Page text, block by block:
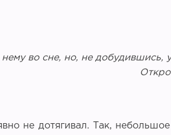
во сне, но, не добудившись,
не дотягивал. Так,